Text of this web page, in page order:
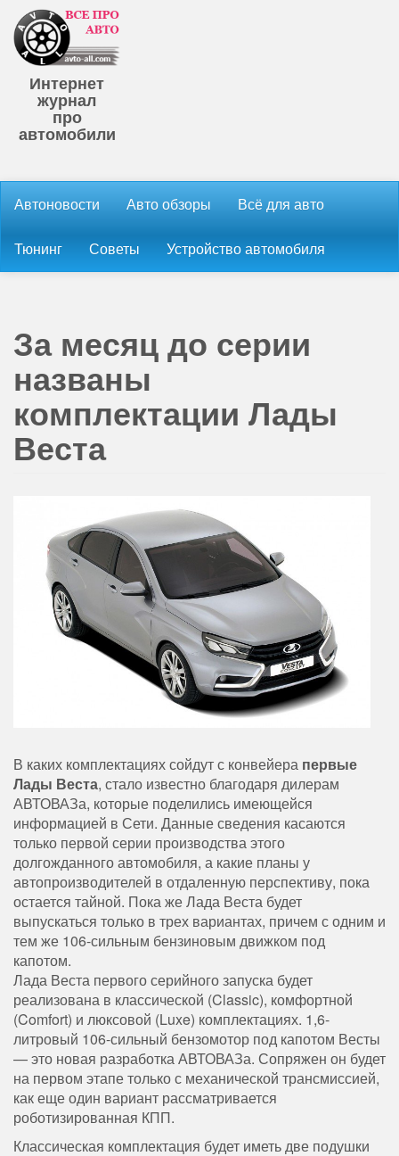
Интернет
журнал
про
автомобили
Автоновости Авто обзоры Всё для авто
Тюнинг Советы Устройство автомобиля
За месяц до серии
названы
комплектации Лады
Веста
В каких комплектациях сойдут с конвейера первые
Лады Веста, стало известно благодаря дилерам
АВТОВАЗа, которые поделились имеющейся
информацией в Сети. Данные сведения касаются
только первой серии производства этого
долгожданного автомобиля, а какие планы у
автопроизводителей в отдаленную перспективу, пока
остается тайной. Пока же Лада Веста будет
выпускаться только в трех вариантах, причем с одним и
тем же 106-сильным бензиновым движком под
капотом.
Лада Веста первого серийного запуска будет
реализована в классической (Classic), комфортной
(Comfort) и люксовой (Luxe) комплектациях. 1,6-
литровый 106-сильный бензомотор под капотом Весты
— это новая разработка АВТОВАЗа. Сопряжен он будет
на первом этапе только с механической трансмиссией,
как еще один вариант рассматривается
роботизированная КПП.
Классическая комплектация будет иметь две подушки